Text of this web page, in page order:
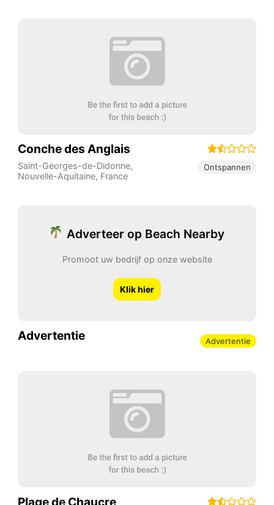
Conche des Anglais
Saint-Georges-de-Didonne,
Nouvelle-Aquitaine, France
Ontspannen
Adverteer op Beach Nearby
Promoot uw bedrijf op onze website
Klik hier
Advertentie Advertentie
Plage de Chaucre